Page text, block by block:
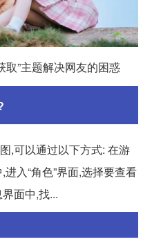
取”主题解决网友的困惑
,可以通过以下方式: 在游
入“角色”界面,选择要查看
面中,找...